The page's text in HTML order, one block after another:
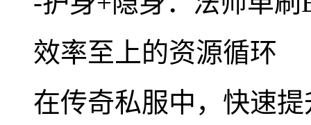
效率至上的资源循环
在传奇私服中，快速